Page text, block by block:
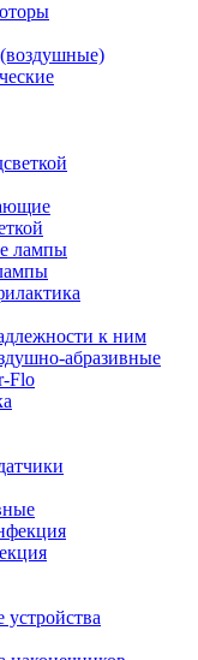
к ним
абразивные
Flo